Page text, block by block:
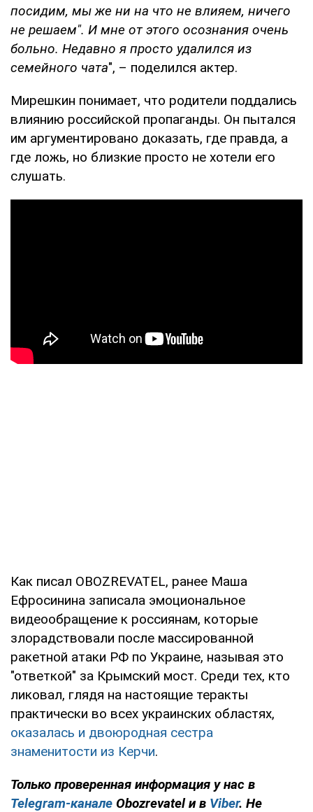
посидим, мы же ни на что не влияем, ничего
не решаем". И мне от этого осознания очень
больно. Недавно я просто удалился из
семейного чата", – поделился актер.
Мирешкин понимает, что родители поддались
влиянию российской пропаганды. Он пытался
им аргументировано доказать, где правда, а
где ложь, но близкие просто не хотели его
слушать.
Как писал OBOZREVATEL, ранее Маша
Ефросинина записала эмоциональное
видеообращение к россиянам, которые
злорадствовали после массированной
ракетной атаки РФ по Украине, называя это
"ответкой" за Крымский мост. Среди тех, кто
ликовал, глядя на настоящие теракты
практически во всех украинских областях,
оказалась и двоюродная сестра
знаменитости из Керчи.
Только проверенная информация у нас в
Telegram-канале Obozrevatel и в Viber. Не